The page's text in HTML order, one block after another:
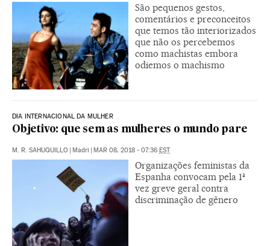
São pequenos gestos,
comentários e preconceitos
que temos tão interiorizados
que não os percebemos
como machistas embora
odiemos o machismo
DIA INTERNACIONAL DA MULHER
Objetivo: que sem as mulheres o mundo pare
M. R. SAHUQUILLO | Madri | MAR 08, 2018 - 07:36 EST
Organizações feministas da
Espanha convocam pela 1ª
vez greve geral contra
discriminação de gênero